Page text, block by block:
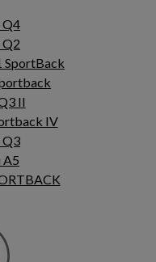
Q4
Q2
SportBack
II
IV
Q3
A5